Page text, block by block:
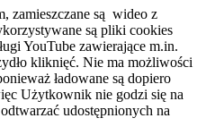
zamieszczane są wideo z
są pliki cookies
YouTube zawierające m.in.
kliknięć. Nie ma możliwości
ładowane są dopiero
Użytkownik nie godzi się na
udostępnionych na